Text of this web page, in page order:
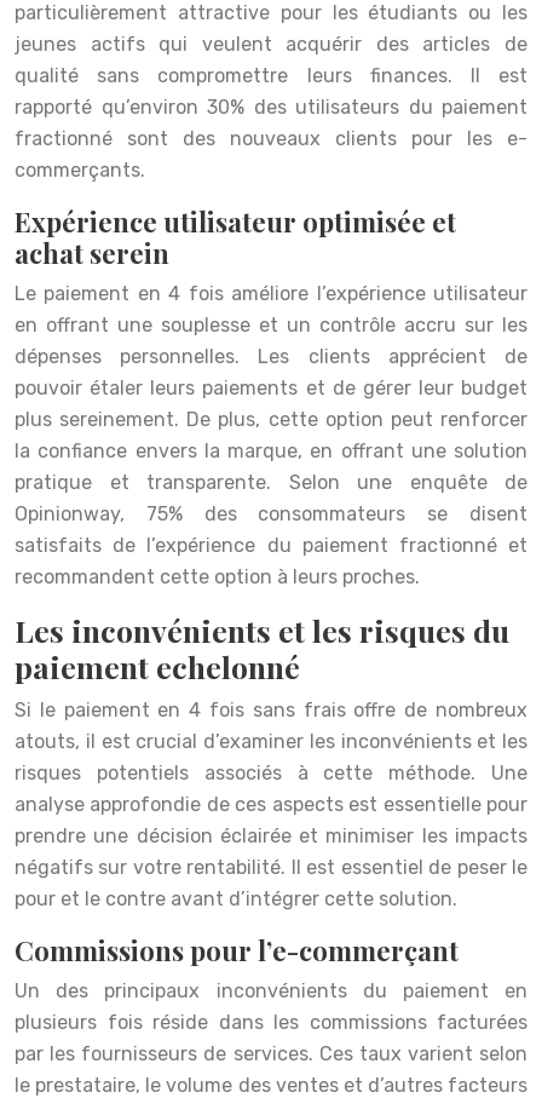
particulièrement attractive pour les étudiants ou les
jeunes actifs qui veulent acquérir des articles de
qualité sans compromettre leurs finances. Il est
rapporté qu’environ 30% des utilisateurs du paiement
fractionné sont des nouveaux clients pour les e-
commerçants.
Expérience utilisateur optimisée et
achat serein
Le paiement en 4 fois améliore l’expérience utilisateur
en offrant une souplesse et un contrôle accru sur les
dépenses personnelles. Les clients apprécient de
pouvoir étaler leurs paiements et de gérer leur budget
plus sereinement. De plus, cette option peut renforcer
la confiance envers la marque, en offrant une solution
pratique et transparente. Selon une enquête de
Opinionway, 75% des consommateurs se disent
satisfaits de l’expérience du paiement fractionné et
recommandent cette option à leurs proches.
Les inconvénients et les risques du
paiement echelonné
Si le paiement en 4 fois sans frais offre de nombreux
atouts, il est crucial d’examiner les inconvénients et les
risques potentiels associés à cette méthode. Une
analyse approfondie de ces aspects est essentielle pour
prendre une décision éclairée et minimiser les impacts
négatifs sur votre rentabilité. Il est essentiel de peser le
pour et le contre avant d’intégrer cette solution.
Commissions pour l’e-commerçant
Un des principaux inconvénients du paiement en
plusieurs fois réside dans les commissions facturées
par les fournisseurs de services. Ces taux varient selon
le prestataire, le volume des ventes et d’autres facteurs